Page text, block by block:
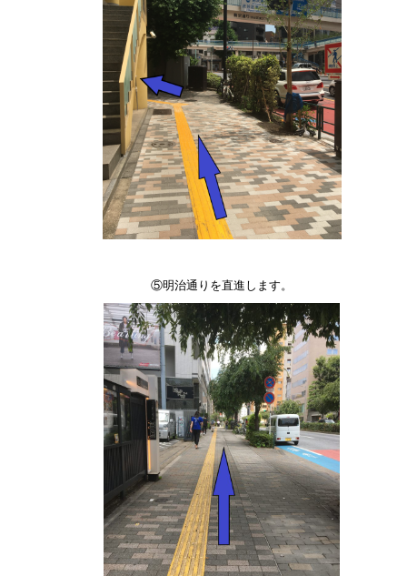
⑤明治通りを直進します。